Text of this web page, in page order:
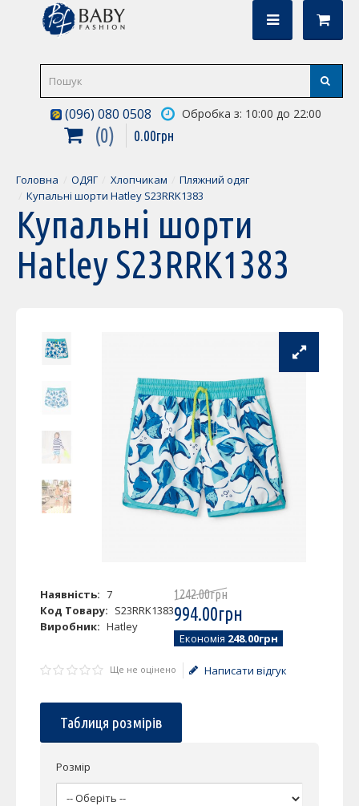
(096) 080 0508 Обробка з: 10:00 до 22:00
0 0.00грн
Головна ОДЯГ Хлопчикам
Пляжний одяг
Купальні шорти Hatley S23RRK1383
Купальні шорти
Hatley S23RRK1383
Наявність: 7
Код Товару: S23RRK1383
Виробник: Hatley
1242.00грн
994.00грн
Економія 248.00грн
Ще не оцінено Написати відгук
Таблиця розмірів
Розмір